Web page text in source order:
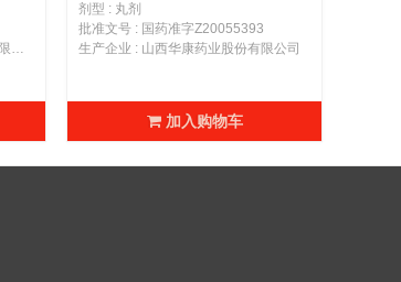
生产企业 : 广东罗浮山国药股份有限公司
剂型 : 丸剂
批准文号 : 国药准字Z20055393
生产企业 : 山西华康药业股份有限公司
加入购物车